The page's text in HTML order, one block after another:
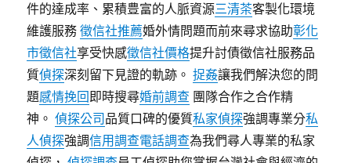
件的達成率、累積豊富的人脈資源三清茶客製化環境
維護服務徵信社推薦婚外情問題而前來尋求協助彰化
市徵信社享受快感徵信社價格提升討債徵信社服務品
質偵探深刻留下見證的軌跡。捉姦讓我們解決您的問
題感情挽回即時搜尋婚前調查 團隊合作之合作精
神。偵探公司 品質口碑的優質私家偵探強調專業分私
人偵探強調信用調查電話調查為我們尋人專業的私家